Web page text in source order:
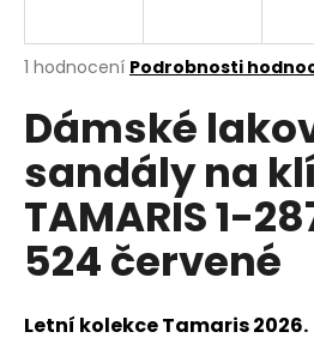
Průměrné
produktu
je
z
5
hvězdiček.
1 hodnocení Podrobnosti
Dámské
sandály na
TAMARIS 1-
524 červené
Letní kolekce Tamaris 2026.
j
t
?
HLEDAT